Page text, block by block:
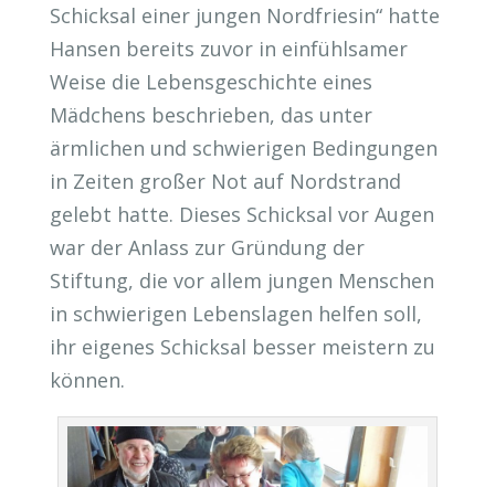
Schicksal einer jungen Nordfriesin“ hatte
Hansen bereits zuvor in einfühlsamer
Weise die Lebensgeschichte eines
Mädchens beschrieben, das unter
ärmlichen und schwierigen Bedingungen
in Zeiten großer Not auf Nordstrand
gelebt hatte. Dieses Schicksal vor Augen
war der Anlass zur Gründung der
Stiftung, die vor allem jungen Menschen
in schwierigen Lebenslagen helfen soll,
ihr eigenes Schicksal besser meistern zu
können.